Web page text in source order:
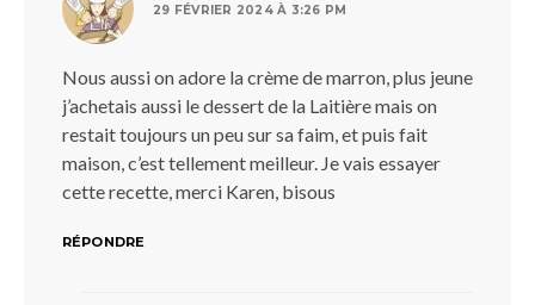
29 FÉVRIER 2024 À 3:26 PM
Nous aussi on adore la crème de marron, plus jeune
j’achetais aussi le dessert de la Laitière mais on
restait toujours un peu sur sa faim, et puis fait
maison, c’est tellement meilleur. Je vais essayer
cette recette, merci Karen, bisous
RÉPONDRE